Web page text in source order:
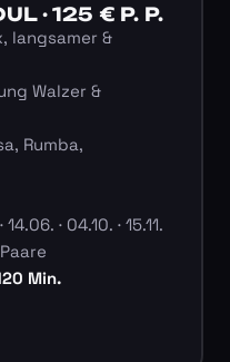
· 125 € P. P.
langsamer &
Walzer &
Rumba,
· 04.10. · 15.11.
Min.